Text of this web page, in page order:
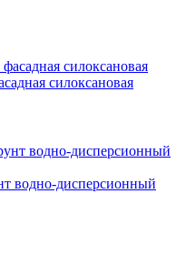
силоксановая
водно-дисперсионный